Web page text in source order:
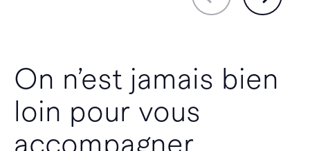
On n’est jamais bien
loin pour vous
accompagner